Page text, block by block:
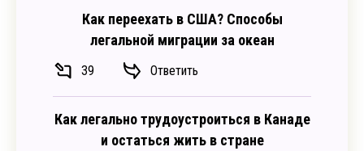
Как переехать в США? Способы
легальной миграции за океан
39 Ответить
Как легально трудоустроиться в Канаде
и остаться жить в стране